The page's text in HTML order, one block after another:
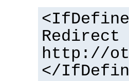
<IfDefine
Redirect
http://
</